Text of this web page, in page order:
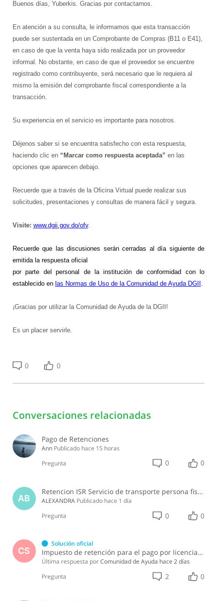
Buenos días, Yuberkis. Gracias por contactarnos.
En atención a su consulta, le informamos que esta transacción
puede ser sustentada en un Comprobante de Compras (B11 o E41),
en caso de que la venta haya sido realizada por un proveedor
informal. No obstante, en caso de que el proveedor se encuentre
registrado como contribuyente, será necesario que le requiera al
mismo la emisión del comprobante fiscal correspondiente a la
transacción.
Su experiencia en el servicio es importante para nosotros.
Déjenos saber si se encuentra satisfecho con esta respuesta,
haciendo clic en “Marcar como respuesta aceptada” en las
opciones que aparecen debajo.
Recuerde que a través de la Oficina Virtual puede realizar sus
solicitudes, presentaciones y consultas de manera fácil y segura.
Visite: www.dgii.gov.do/ofv.
Recuerde que
las discusiones serán cerradas al día siguiente de
emitida la respuesta oficial
por parte del personal de la institución de conformidad con lo
establecido en las Normas de Uso de la Comunidad de Ayuda DGII .
¡Gracias por utilizar la Comunidad de Ayuda de la DGII!
Es un placer servirle.
0 0
Conversaciones relacionadas
Pago de Retenciones
Ann Publicado hace 15 horas
Pregunta
0 0
AB
Retencion ISR Servicio de transporte persona fisica
ALEXANDRA Publicado hace 1 día
Pregunta
0 0
CS
Solución oficial
Impuesto de retención para el pago por licencia de software y soporte de software ?
Última respuesta porComunidad de Ayuda hace 2 días
Pregunta
2 0